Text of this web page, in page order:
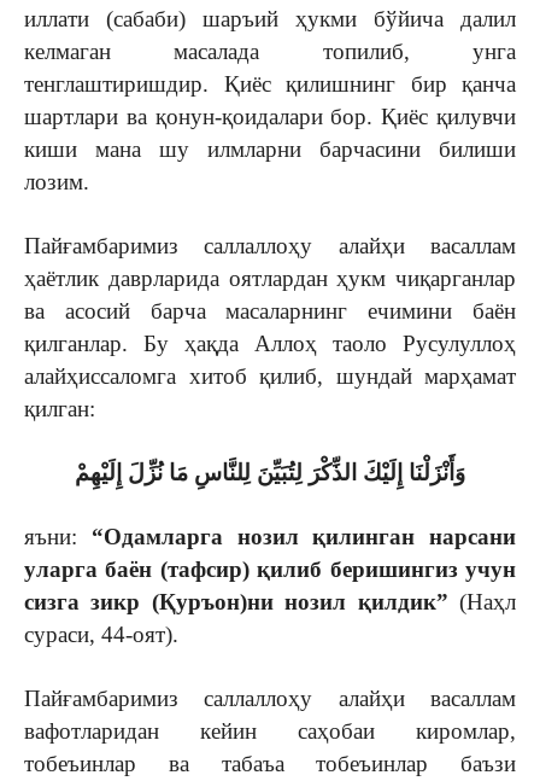
иллати (сабаби) шаръий ҳукми бўйича далил
келмаган масалада топилиб, унга
тенглаштиришдир. Қиёс қилишнинг бир қанча
шартлари ва қонун-қоидалари бор. Қиёс қилувчи
киши мана шу илмларни барчасини билиши
лозим.
Пайғамбаримиз саллаллоҳу алайҳи васаллам
ҳаётлик даврларида оятлардан ҳукм чиқарганлар
ва асосий барча масаларнинг ечимини баён
қилганлар. Бу ҳақда Аллоҳ таоло Русулуллоҳ
алайҳиссаломга хитоб қилиб, шундай марҳамат
қилган:
وَأَنْزَلْنَا إِلَيْكَ الذِّكْرَ لِتُبَيِّنَ لِلنَّاسِ مَا نُزِّلَ إِلَيْهِمْ
яъни: “Одамларга нозил қилинган нарсани
уларга баён (тафсир) қилиб беришингиз учун
сизга зикр (Қуръон)ни нозил қилдик” (Наҳл
сураси, 44-оят).
Пайғамбаримиз саллаллоҳу алайҳи васаллам
вафотларидан кейин саҳобаи киромлар,
тобеъинлар ва табаъа тобеъинлар баъзи